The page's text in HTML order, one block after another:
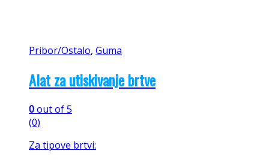
Pribor/Ostalo, Guma
Alat za utiskivanje brtve
0out of 5
(0)
Za tipove brtvi: